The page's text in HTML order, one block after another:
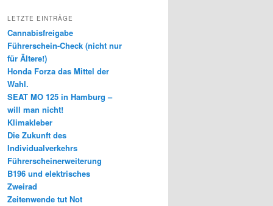
LETZTE EINTRÄGE
Cannabisfreigabe
Führerschein-Check (nicht nur
für Ältere!)
Honda Forza das Mittel der
Wahl.
SEAT MO 125 in Hamburg –
will man nicht!
Klimakleber
Die Zukunft des
Individualverkehrs
Führerscheinerweiterung
B196 und elektrisches
Zweirad
Zeitenwende tut Not